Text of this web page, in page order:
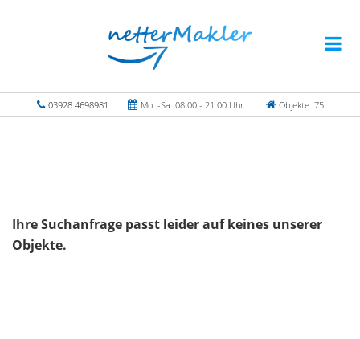
03928 4698981 Mo. -Sa. 08.00 - 21.00 Uhr Objekte: 75
Ihre Suchanfrage passt leider auf keines unserer
Objekte.